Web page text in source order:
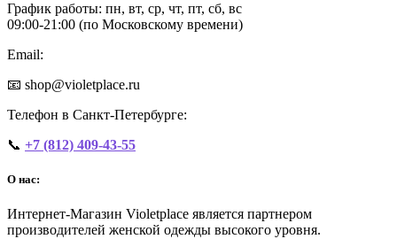
График работы: пн, вт, ср, чт, пт, сб, вс
09:00‑21:00 (по Московскому времени)
Email:
📧 shop@violetplace.ru
Телефон в Санкт-Петербурге:
📞 +7 (812) 409-43-55
О нас:
Интернет-Магазин Violetplace является партнером
производителей женской одежды высокого уровня.